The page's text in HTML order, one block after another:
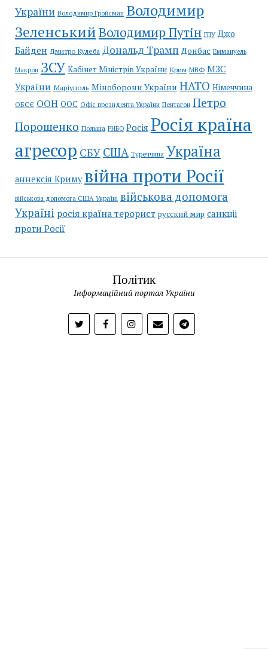
України Володимир Гройсман Володимир
ЗеленськийВолодимир Путін ГПУ Джо
Байден Дмитро Кулеба Дональд Трамп Донбас Еммануель
Макрон ЗСУ Кабінет Міністрів України Крим МВФ МЗС
України Маріуполь Міноборони України НАТО Німеччина
ОБСЄ ООН ООС Офіс президента України Пентагон Петро
Порошенко Польща РНБО Росія Росія країна
агресор СБУ США Туреччина Україна
аннексія Криму війна проти Росії
військова допомога США Україні військова допомога
Україні росія країна терорист русский мир санкціі
проти Росії
Політик
Інформаційний портал України